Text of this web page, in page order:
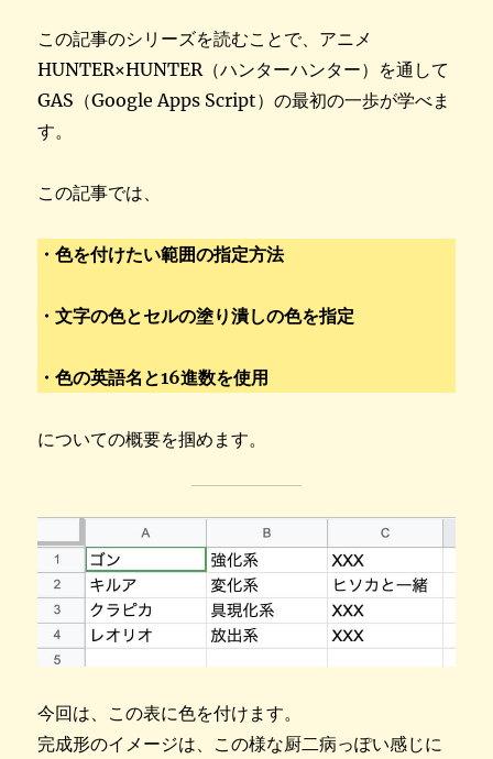
この記事のシリーズを読むことで、アニメ
HUNTER×HUNTER（ハンターハンター）を通して
GAS（Google Apps Script）の最初の一歩が学べま
す。
この記事では、
・色を付けたい範囲の指定方法
・文字の色とセルの塗り潰しの色を指定
・色の英語名と16進数を使用
についての概要を掴めます。
今回は、この表に色を付けます。
完成形のイメージは、この様な厨二病っぽい感じに